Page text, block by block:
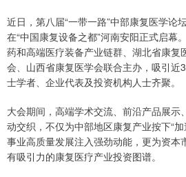
近日，第八届“一带一路”中部康复医学论
在“中国康复设备之都”河南安阳正式启幕
药和高端医疗装备产业链群、湖北省康复
会、山西省康复医学会联合主办，吸引近
士学者、企业代表及投资机构人士齐聚。
大会期间，高端学术交流、前沿产品展示
动交织，不仅为中部地区康复产业按下“
事业高质量发展注入强劲动能，更为资本
有吸引力的康复医疗产业投资图谱。